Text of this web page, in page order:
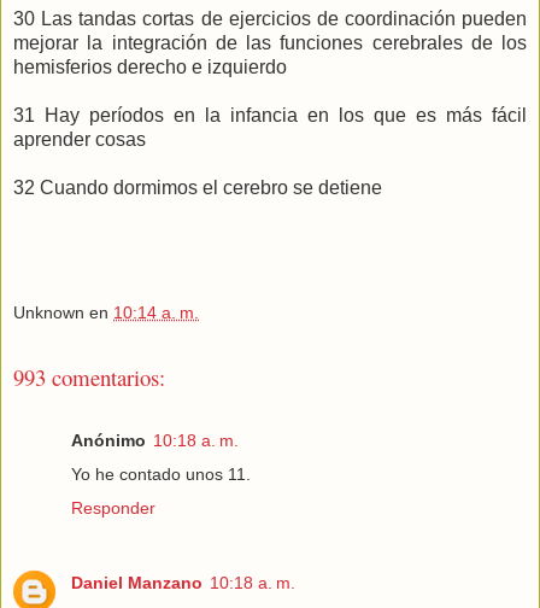
30 Las tandas cortas de ejercicios de coordinación pueden
mejorar la integración de las funciones cerebrales de los
hemisferios derecho e izquierdo
31 Hay períodos en la infancia en los que es más fácil
aprender cosas
32 Cuando dormimos el cerebro se detiene
Unknown en 10:14 a. m.
993 comentarios:
Anónimo 10:18 a. m.
Yo he contado unos 11.
Responder
Daniel Manzano 10:18 a. m.